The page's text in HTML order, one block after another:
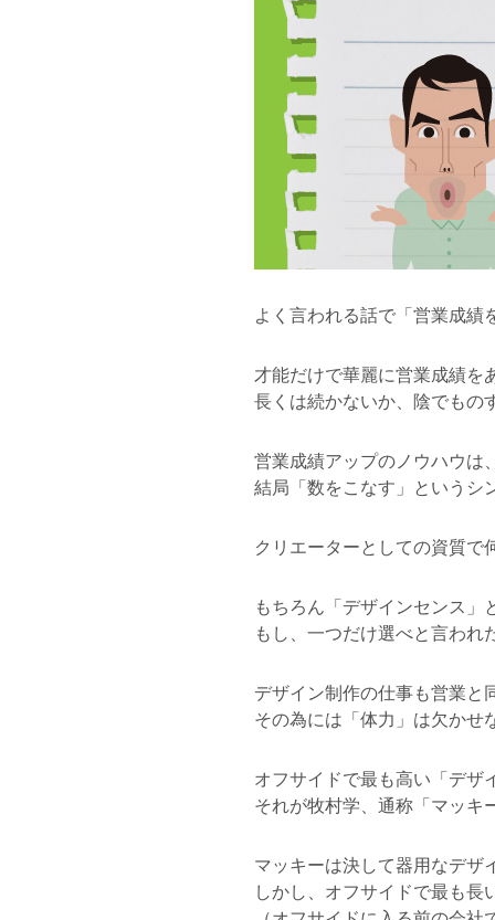
よく言われる話で「営業成績
才能だけで華麗に営業成績を
長くは続かないか、陰でもの
営業成績アップのノウハウは
結局「数をこなす」というシ
クリエーターとしての資質で
もちろん「デザインセンス」
もし、一つだけ選べと言われ
デザイン制作の仕事も営業と
その為には「体力」は欠かせ
オフサイドで最も高い「デザ
それが牧村学、通称「マッキ
マッキーは決して器用なデザ
しかし、オフサイドで最も長